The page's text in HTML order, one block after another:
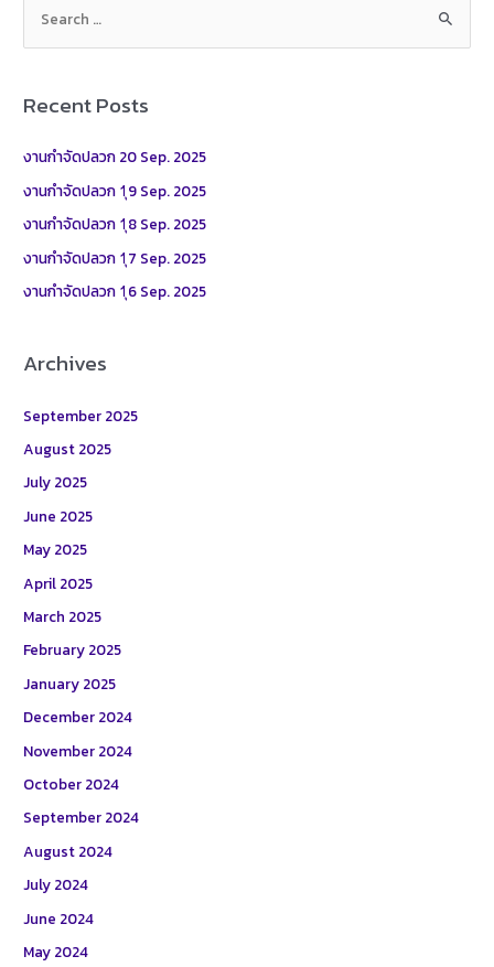
h
:
Recent Posts
งานกำจัดปลวก 20 Sep. 2025
งานกำจัดปลวก 1ุ9 Sep. 2025
งานกำจัดปลวก 1ุ8 Sep. 2025
งานกำจัดปลวก 1ุ7 Sep. 2025
งานกำจัดปลวก 1ุ6 Sep. 2025
Archives
September 2025
August 2025
July 2025
June 2025
May 2025
April 2025
March 2025
February 2025
January 2025
December 2024
November 2024
October 2024
September 2024
August 2024
July 2024
June 2024
May 2024